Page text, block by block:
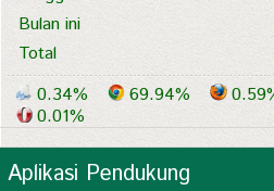
Bulan ini
Total
0.34%
69.94%
0.01%
Aplikasi Pendukung